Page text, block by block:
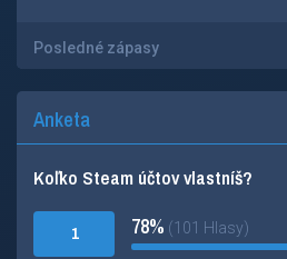
Posledné zápasy
Anketa
Koľko Steam účtov vlastníš?
1 78% (101 Hlasy)